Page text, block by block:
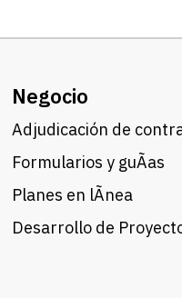
Negocio
Adjudicación de
Formularios y guÃ­as
Planes en lÃ­nea
Desarrollo de